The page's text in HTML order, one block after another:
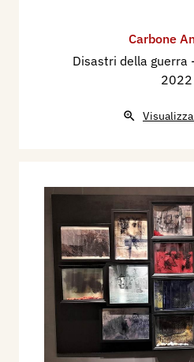
Carbone
Disastri della guerra
2022